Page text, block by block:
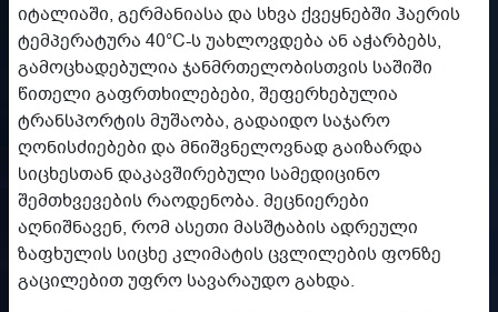
იტალიაში, გერმანიასა და სხვა ქვეყნებში ჰაერის
ტემპერატურა 40°C-ს უახლოვდება ან აჭარბებს,
გამოცხადებულია ჯანმრთელობისთვის საშიში
წითელი გაფრთხილებები, შეფერხებულია
ტრანსპორტის მუშაობა, გადაიდო საჯარო
ღონისძიებები და მნიშვნელოვნად გაიზარდა
სიცხესთან დაკავშირებული სამედიცინო
შემთხვევების რაოდენობა. მეცნიერები
აღნიშნავენ, რომ ასეთი მასშტაბის ადრეული
ზაფხულის სიცხე კლიმატის ცვლილების ფონზე
გაცილებით უფრო სავარაუდო გახდა.